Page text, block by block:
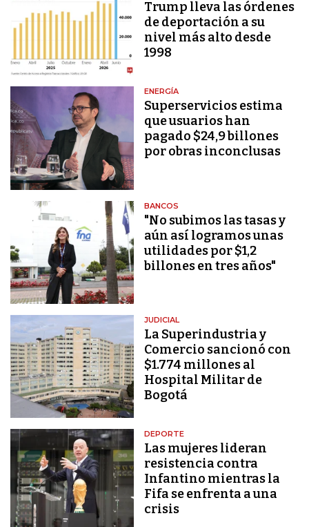
Trump lleva las órdenes
de deportación a su
nivel más alto desde
1998
ENERGÍA
Superservicios estima
que usuarios han
pagado $24,9 billones
por obras inconclusas
BANCOS
"No subimos las tasas y
aún así logramos unas
utilidades por $1,2
billones en tres años"
JUDICIAL
La Superindustria y
Comercio sancionó con
$1.774 millones al
Hospital Militar de
Bogotá
DEPORTE
Las mujeres lideran
resistencia contra
Infantino mientras la
Fifa se enfrenta a una
crisis